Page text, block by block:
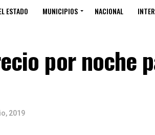
ESTADO MUNICIPIOS NACIONAL
por noche
2019